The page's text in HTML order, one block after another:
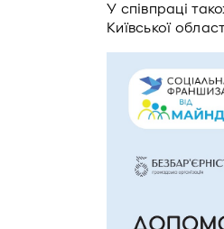
У співпраці
Київської